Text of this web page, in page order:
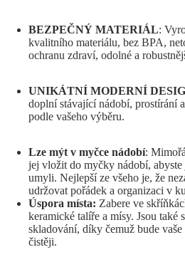
BEZPEČNÝ MATERIÁL:
kvalitního materiálu, bez BPA,
ochranu zdraví, odolné a
UNIKÁTNÍ MODERNÍ
doplní stávající nádobí, prostírání
podle vašeho výběru.
Lze mýt v myčce nádobí:
jej vložit do myčky nádobí,
umyli. Nejlepší ze všeho je, že
udržovat pořádek a organizaci v
Úspora místa: Zabere ve
keramické talíře a mísy. Jsou také
skladování, díky čemuž bude
čistěji.